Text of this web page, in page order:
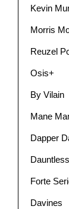
Kevin
Morris
Reuzel
Osis+
By Vilain
Mane
Dapper
Forte
Davines